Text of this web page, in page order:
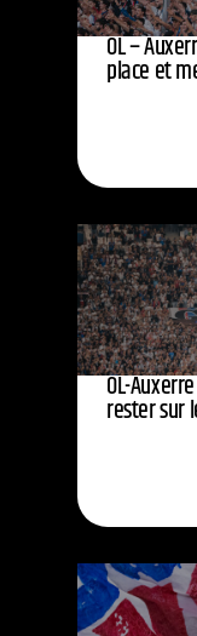
OL –
place et
OL-
rester sur